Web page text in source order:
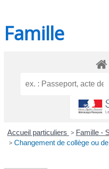
Famille
Accueil particuliers > Famille -
> Changement de collège ou